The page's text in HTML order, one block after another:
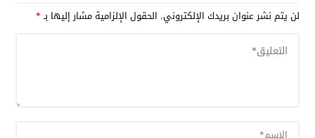
لن يتم نشر عنوان بريدك الإلكتروني. الحقول الإلزامية مشار إليها بـ*